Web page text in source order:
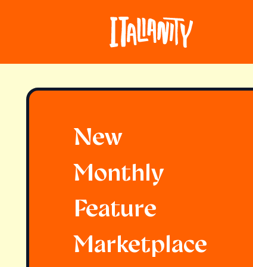
New
Monthly
Feature
Marketplace